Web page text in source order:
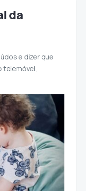
da
e dizer que
telemóvel,